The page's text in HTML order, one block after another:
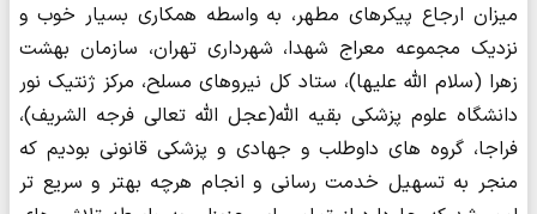
میزان ارجاع پیکرهای مطهر، به واسطه همکاری بسیار خوب و
نزدیک مجموعه معراج شهدا، شهرداری تهران، سازمان بهشت
زهرا (سلام الله علیها)، ستاد کل نیروهای مسلح، مرکز ژنتیک نور
دانشگاه علوم پزشکی بقیه الله(عجل الله تعالی فرجه الشریف)،
فراجا، گروه های داوطلب و جهادی و پزشکی قانونی بودیم که
منجر به تسهیل خدمت رسانی و انجام هرچه بهتر و سریع تر